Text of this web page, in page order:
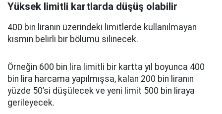
Yüksek limitli kartlarda düşüş olabilir
400 bin liranın üzerindeki limitlerde kullanılmayan
kısmın belirli bir bölümü silinecek.
Örneğin 600 bin lira limitli bir kartta yıl boyunca 400
bin lira harcama yapılmışsa, kalan 200 bin liranın
yüzde 50’si düşülecek ve yeni limit 500 bin liraya
gerileyecek.